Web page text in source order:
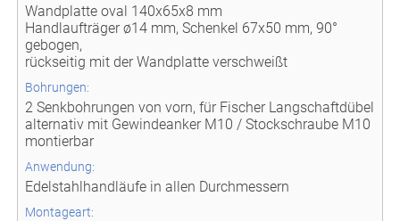
Wandplatte oval 140x65x8 mm
Handlaufträger ø14 mm, Schenkel 67x50 mm, 90°
gebogen,
rückseitig mit der Wandplatte verschweißt
Bohrungen:
2 Senkbohrungen von vorn, für Fischer Langschaftdübel
alternativ mit Gewindeanker M10 / Stockschraube M10
montierbar
Anwendung:
Edelstahlhandläufe in allen Durchmessern
Montageart: